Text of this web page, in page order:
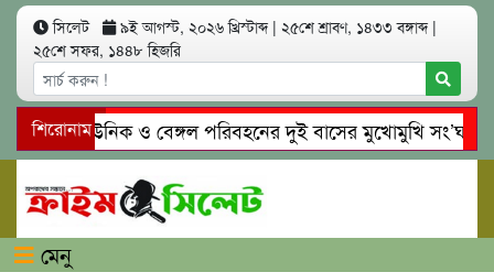
সিলেট ৯ই আগস্ট, ২০২৬ খ্রিস্টাব্দ | ২৫শে শ্রাবণ, ১৪৩৩ বঙ্গাব্দ |
২৫শে সফর, ১৪৪৮ হিজরি
শিরোনাম
ইউনিক ও বেঙ্গল পরিবহনের দুই বাসের মুখোমুখি সং’ঘ’র্ষে
প্রেমের ফাঁদে তরুণী পাচার: মাদকাসক্ত রিমালকে
মেনু